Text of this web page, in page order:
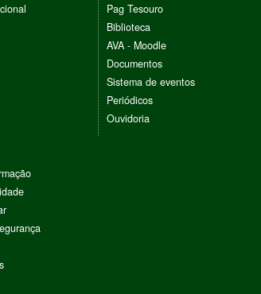
Pag Tesouro
Biblioteca
AVA - Moodle
Documentos
Sistema de eventos
Periódicos
Ouvidoria